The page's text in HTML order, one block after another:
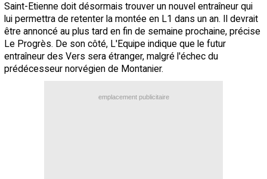
Saint-Etienne doit désormais trouver un nouvel entraîneur qui
lui permettra de retenter la montée en L1 dans un an. Il devrait
être annoncé au plus tard en fin de semaine prochaine, précise
Le Progrès. De son côté, L'Equipe indique que le futur
entraîneur des Vers sera étranger, malgré l'échec du
prédécesseur norvégien de Montanier.
emplacement publicitaire